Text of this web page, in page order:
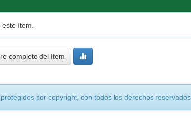
ítem.
completo del ítem
por copyright, con todos los derechos